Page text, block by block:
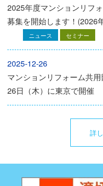
2025年度マンションリフ
募集を開始します！(2026
ニュース セミナー
2025-12-26
マンションリフォーム共
26日（木）に東京で開催
詳